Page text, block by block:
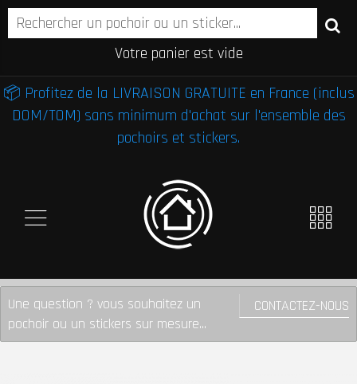
Votre panier est vide
📦 Profitez de la LIVRAISON GRATUITE en France (inclus
DOM/TOM) sans minimum d'achat sur l'ensemble des
pochoirs et stickers.
CONTACTEZ-NOUS
Une question ? vous souhaitez un
pochoir ou un stickers sur mesure...